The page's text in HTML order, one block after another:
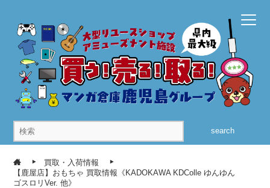
search
買取・入荷情報
【鹿屋店】おもちゃ 買取情報《KADOKAWA KDColle ゆんゆん
ゴスロリVer. 他》